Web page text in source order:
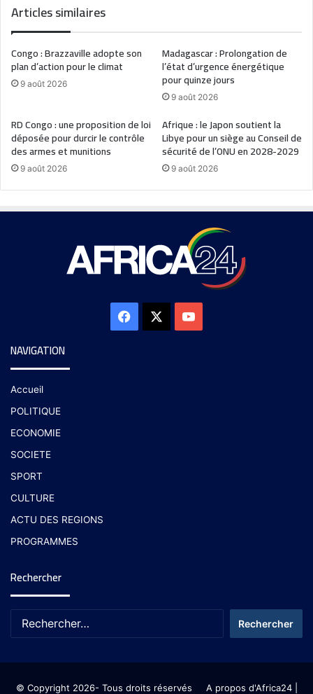
Articles similaires
Congo : Brazzaville adopte son
plan d’action pour le climat
9 août 2026
Madagascar : Prolongation de
l’état d’urgence énergétique
pour quinze jours
9 août 2026
RD Congo : une proposition de loi
déposée pour durcir le contrôle
des armes et munitions
9 août 2026
Afrique : le Japon soutient la
Libye pour un siège au Conseil de
sécurité de l’ONU en 2028-2029
9 août 2026
NAVIGATION
Accueil
POLITIQUE
ECONOMIE
SOCIETE
SPORT
CULTURE
ACTU DES REGIONS
PROGRAMMES
Rechercher
© Copyright 2026- Tous droits réservés A propos d'Africa24|